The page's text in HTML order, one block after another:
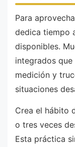
Para
dedica tiempo
disponibles.
integrados
medición y
situaciones
Crea el hábito
o tres veces
Esta práctica